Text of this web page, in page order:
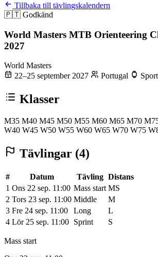
Tillbaka till tävlingskalendern
🇵🇹 Godkänd
World Masters MTB Orienteering
2027
World Masters
22–25 september 2027
Portugal
Klasser
M35 M40 M45 M50 M55 M60 M65 M70
W40 W45 W50 W55 W60 W65 W70 W75
Tävlingar (4)
# Datum Tävling Distans
1 Ons 22 sep. 11:00 Mass start MS
2 Tors 23 sep. 11:00 Middle
M
3 Fre 24 sep. 11:00 Long
L
4 Lör 25 sep. 11:00 Sprint S
Mass start